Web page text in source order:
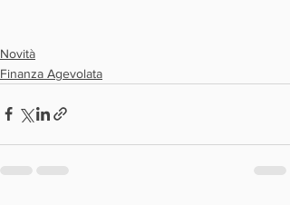
Novità
Finanza Agevolata